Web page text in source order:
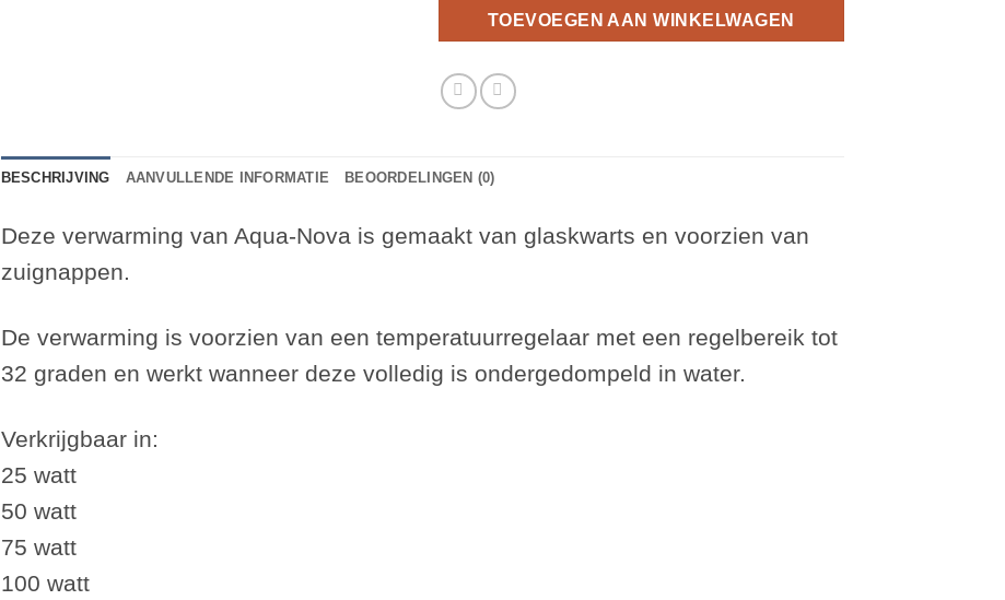
TOEVOEGEN AAN WINKELWAGEN
BESCHRIJVING AANVULLENDE INFORMATIE BEOORDELINGEN (0)
Deze verwarming van Aqua-Nova is gemaakt van glaskwarts en voorzien van
zuignappen.
De verwarming is voorzien van een temperatuurregelaar met een regelbereik tot
32 graden en werkt wanneer deze volledig is ondergedompeld in water.
Verkrijgbaar in:
25 watt
50 watt
75 watt
100 watt